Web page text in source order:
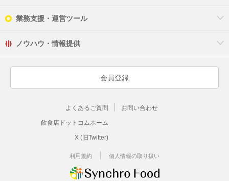
業務支援・運営ツール
ノウハウ・情報提供
会員登録
よくあるご質問 お問い合わせ
飲食店ドットコムホーム
X (旧Twitter)
利用規約 個人情報の取り扱い